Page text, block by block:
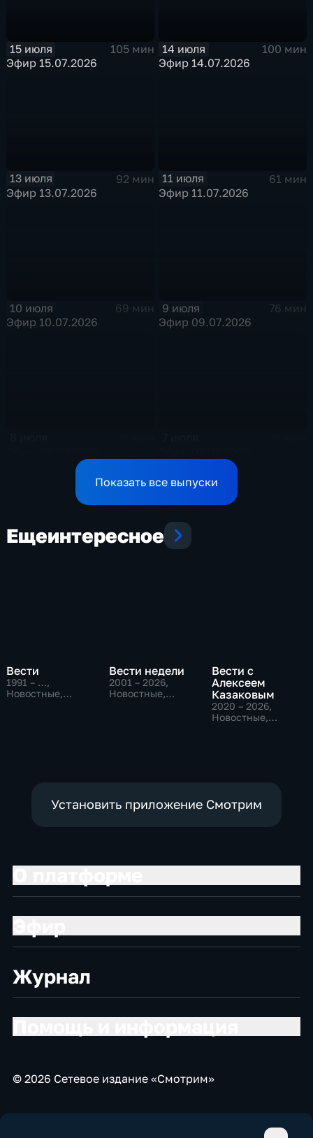
15 июля
105 мин
Эфир 15.07.2026
14 июля
100 мин
Эфир 14.07.2026
13 июля
92 мин
Эфир 13.07.2026
11 июля
61 мин
Эфир 11.07.2026
10 июля
69 мин
Эфир 10.07.2026
9 июля
76 мин
Эфир 09.07.2026
Показать все выпуски
Ещеинтересное
Вести
1991 – …,
Новостные,
Вести недели
2001 – 2026,
Новостные,
Вести с
Алексеем
Казаковым
2020 – 2026,
Новостные,
Установить приложение Смотрим
Журнал
© 2026 Сетевое издание «Смотрим»